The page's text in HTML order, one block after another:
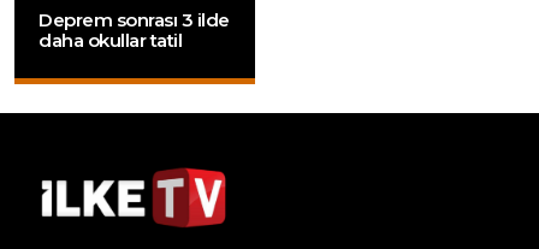
Deprem sonrası 3 ilde
daha okullar tatil